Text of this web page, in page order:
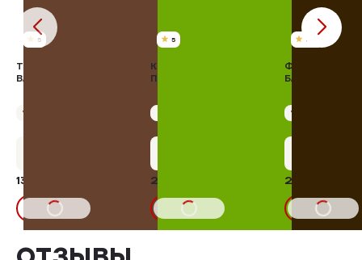
5
ТВОРОЖНАЯ МАССА
ВАНИЛЬНАЯ
Упаковка 180 г
134,25 ₽
5
КРЫЛЫШКИ КУРИНЫЕ
ПО-МЕКСИКАНСКИ
201,60 ₽
В КОРЗИНУ
4.8
ФИЛЕ ГРУДКИ
БЛЮ
Упаковка 400 г
280,11 ₽
В КОРЗИНУ